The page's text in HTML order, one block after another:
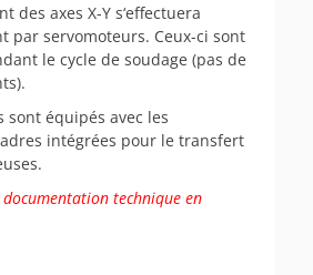
des axes X-Y s‘effectuera
par servomoteurs. Ceux-ci sont
le cycle de soudage (pas de
sont équipés avec les
intégrées pour le transfert
technique en